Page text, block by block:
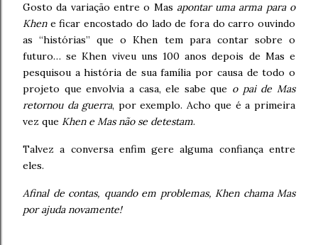
Gosto da variação entre o Mas apontar uma arma para o
Khene ficar encostado do lado de fora do carro ouvindo
as “histórias” que o Khen tem para contar sobre o
futuro… se Khen viveu uns 100 anos depois de Mas e
pesquisou a história de sua família por causa de todo o
projeto que envolvia a casa, ele sabe que o pai de Mas
retornou da guerra, por exemplo. Acho que é a primeira
vez que Khen e Mas não se detestam.
Talvez a conversa enfim gere alguma confiança entre
eles.
Afinal de contas, quando em problemas, Khen chama Mas
por ajuda novamente!